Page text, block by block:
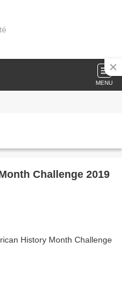
MENU
Challenge 2019